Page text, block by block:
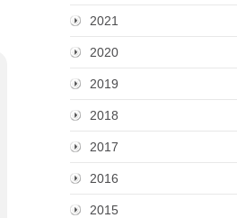
2021
2020
2019
2018
2017
2016
2015